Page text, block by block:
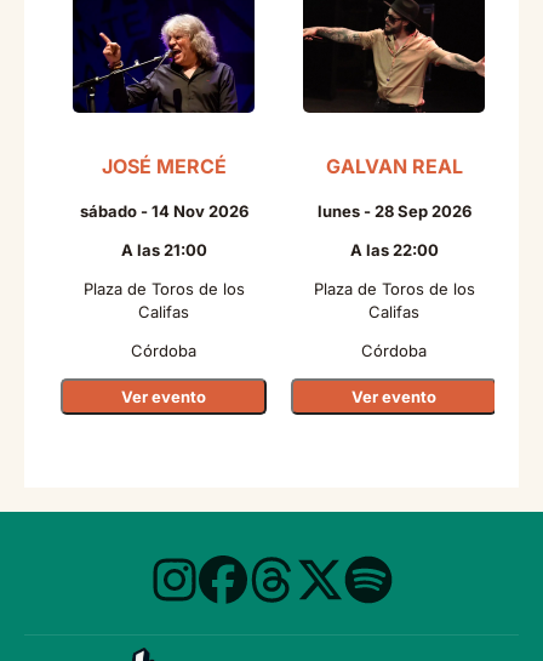
JOSÉ MERCÉ
sábado - 14 Nov 2026
A las 21:00
Plaza de Toros de los
Califas
Córdoba
Ver evento
GALVAN REAL
lunes - 28 Sep 2026
A las 22:00
Plaza de Toros de los
Califas
Córdoba
Ver evento